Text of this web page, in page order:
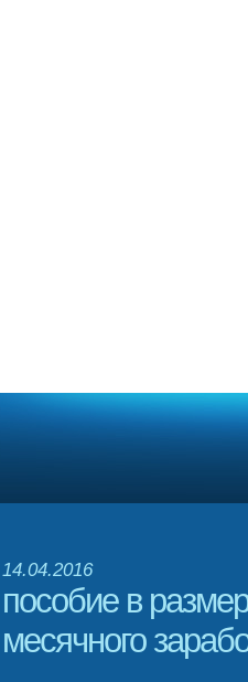
14.04.2016
пособие в
месячного